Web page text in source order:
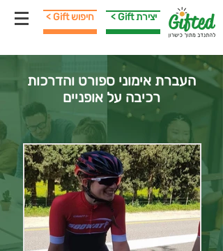
< Gift חיפוש < Gift יצירת
העברת אימוני ספורט והדרכות
רכיבה על אופניים